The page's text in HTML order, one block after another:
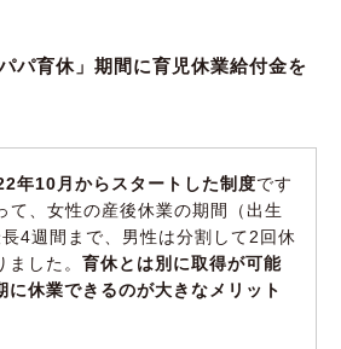
パ育休」期間に育児休業給付金を
年10月からスタートした制度です
て、女性の産後休業の期間（出生
4週間まで、男性は分割して2回休
ました。育休とは別に取得が可能
に休業できるのが大きなメリット